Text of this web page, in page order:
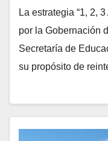
La estrategia “1, 2,
por la Gobernación
Secretaría de
su propósito de